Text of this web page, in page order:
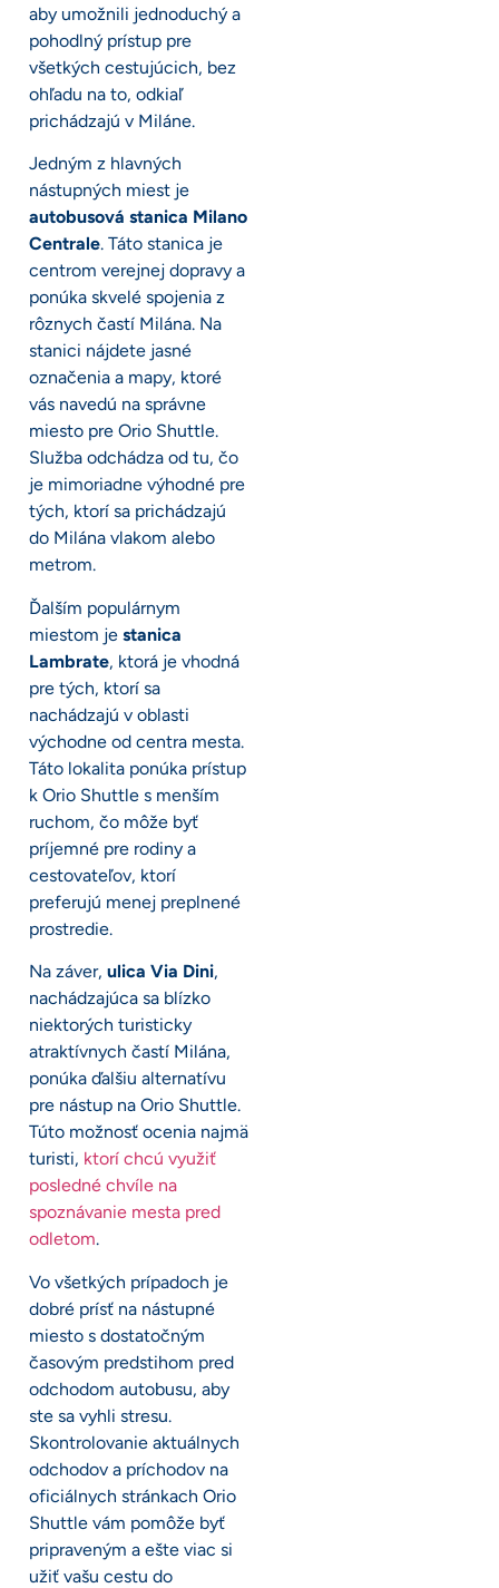
aby umožnili jednoduchý a
pohodlný prístup pre
všetkých cestujúcich, bez
ohľadu na to, odkiaľ
prichádzajú v Miláne.
Jedným z hlavných
nástupných miest je
autobusová stanica Milano
Centrale. Táto stanica je
centrom verejnej dopravy a
ponúka skvelé spojenia z
rôznych častí Milána. Na
stanici nájdete jasné
označenia a mapy, ktoré
vás navedú na správne
miesto pre Orio Shuttle.
Služba odchádza od tu, čo
je mimoriadne výhodné pre
tých, ktorí sa prichádzajú
do Milána vlakom alebo
metrom.
Ďalším populárnym
miestom je stanica
Lambrate, ktorá je vhodná
pre tých, ktorí sa
nachádzajú v oblasti
východne od centra mesta.
Táto lokalita ponúka prístup
k Orio Shuttle s menším
ruchom, čo môže byť
príjemné pre rodiny a
cestovateľov, ktorí
preferujú menej preplnené
prostredie.
Na záver, ulica Via Dini,
nachádzajúca sa blízko
niektorých turisticky
atraktívnych častí Milána,
ponúka ďalšiu alternatívu
pre nástup na Orio Shuttle.
Túto možnosť ocenia najmä
turisti, ktorí chcú využiť
posledné chvíle na
spoznávanie mesta pred
odletom.
Vo všetkých prípadoch je
dobré prísť na nástupné
miesto s dostatočným
časovým predstihom pred
odchodom autobusu, aby
ste sa vyhli stresu.
Skontrolovanie aktuálnych
odchodov a príchodov na
oficiálnych stránkach Orio
Shuttle vám pomôže byť
pripraveným a ešte viac si
užiť vašu cestu do